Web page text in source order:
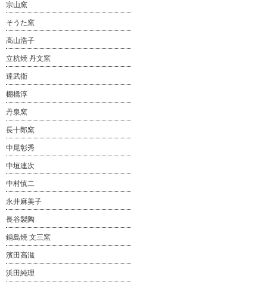
宗山窯
そうた窯
高山浩子
立杭焼 丹文窯
達武衛
棚橋淳
丹泉窯
長十郎窯
中尾彰秀
中垣連次
中村慎二
永井麻美子
長谷製陶
鍋島焼 文三窯
濱田高滋
浜田純理